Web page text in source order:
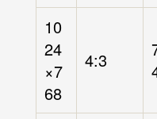
10
24
×7
68
4:3